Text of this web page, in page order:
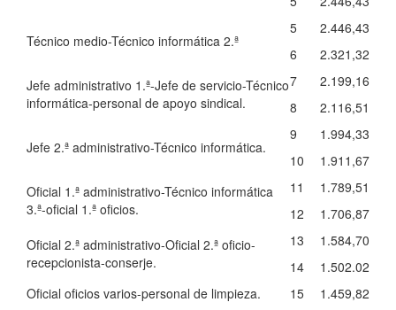
Técnico medio-Técnico informática 2.ª
5
2.446,43
6
2.321,32
Jefe administrativo 1.ª-Jefe de servicio-Técnico
informática-personal de apoyo sindical.
7
2.199,16
8
2.116,51
Jefe 2.ª administrativo-Técnico informática.
9
1.994,33
10
1.911,67
Oficial 1.ª administrativo-Técnico informática
3.ª-oficial 1.ª oficios.
11
1.789,51
12
1.706,87
Oficial 2.ª administrativo-Oficial 2.ª oficio-
recepcionista-conserje.
13
1.584,70
14
1.502.02
Oficial oficios varios-personal de limpieza.
15
1.459,82